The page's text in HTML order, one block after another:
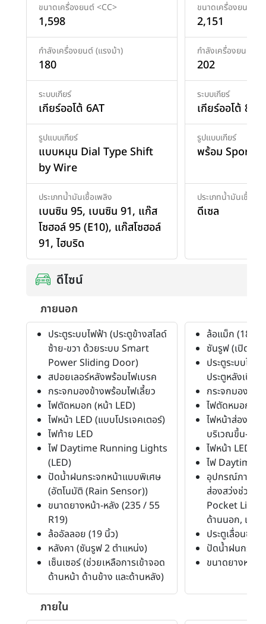
ขนาดเครื่องยนต์ <CC>
1,598
กำลังเครื่องยนต์ (แรงม้า)
180
ระบบเกียร์
เกียร์ออโต้ 6AT
รูปแบบเกียร์
แบบหมุน Dial Type Shift
by Wire
ประเภทน้ำมันเชื้อเพลิง
เบนซิน 95, เบนซิน 91, แก๊ส
โซฮอล์ 95 (E10), แก๊สโซฮอล์
91, ไฮบริด
ขนาดเครื่องยนต์
2,151
กำลังเครื่องยนต์ (แ
202
ระบบเกียร์
เกียร์ออโต้ 8AT
รูปแบบเกียร์
พร้อม Sport
ประเภทน้ำมันเชื้อเพ
ดีเซล
ดีไซน์
ภายนอก
ประตูระบบไฟฟ้า (ประตูข้างสไลด์
ซ้าย-ขวา ด้วยระบบ Smart
Power Sliding Door)
สปอยเลอร์หลังพร้อมไฟเบรค
กระจกมองข้างพร้อมไฟเลี้ยว
ไฟตัดหมอก (หน้า LED)
ไฟหน้า LED (แบบโปรเจคเตอร์)
ไฟท้าย LED
ไฟ Daytime Running Lights
(LED)
ปัดน้ำฝนกระจกหน้าแบบพิเศษ
(อัตโนมัติ (Rain Sensor))
ขนาดยางหน้า-หลัง (235 / 55
R19)
ล้ออัลลอย (19 นิ้ว)
หลังคา (ซันรูฟ 2 ตำแหน่ง)
เซ็นเซอร์ (ช่วยเหลือการเข้าจอด
ด้านหน้า ด้านข้าง และด้านหลัง)
ล้อแม็ก (18")
ซันรูฟ (เปิดได้)
ประตูระบบไฟฟ้
ประตูหลังเปิด-
กระจกมองข้า
ไฟตัดหมอก (ห
ไฟหน้าส่องสว่
บริเวณขึ้น-ลงป
ไฟหน้า LED
ไฟ Daytime
อุปกรณ์ภายนอ
ส่องสว่งช่วยเห
Pocket Light
ด้านนอก, แร็ค
ประตูเลื่อนซ้าย
ปัดน้ำฝนกระจ
ขนาดยางหน้า
ภายใน